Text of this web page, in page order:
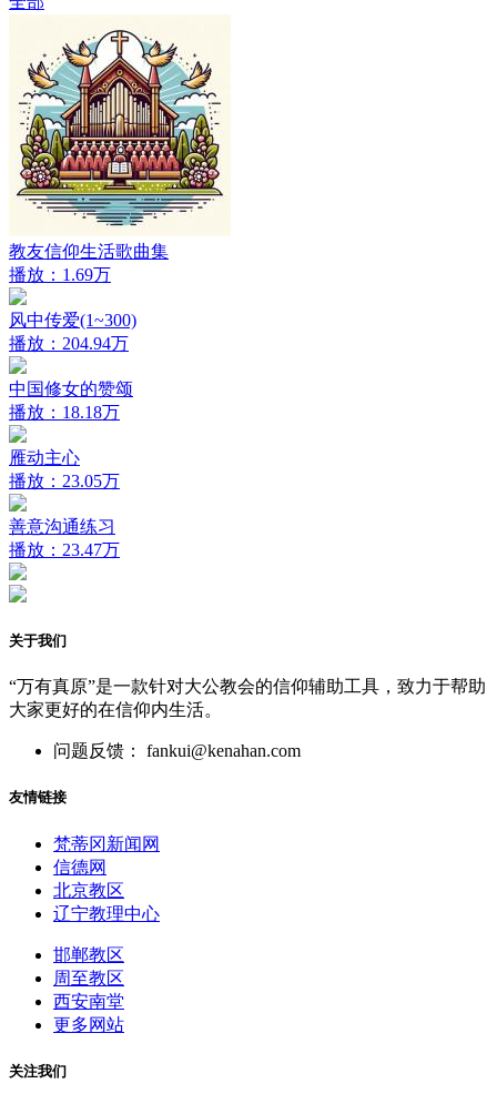
教友信仰生活歌曲集
播放：1.69万
风中传爱(1~300)
播放：204.94万
中国修女的赞颂
播放：18.18万
雁动主心
播放：23.05万
善意沟通练习
播放：23.47万
关于我们
“万有真原”是一款针对大公教会的信仰辅助工具，致力于帮助
大家更好的在信仰内生活。
问题反馈： fankui@kenahan.com
友情链接
梵蒂冈新闻网
信德网
北京教区
辽宁教理中心
邯郸教区
周至教区
西安南堂
更多网站
关注我们